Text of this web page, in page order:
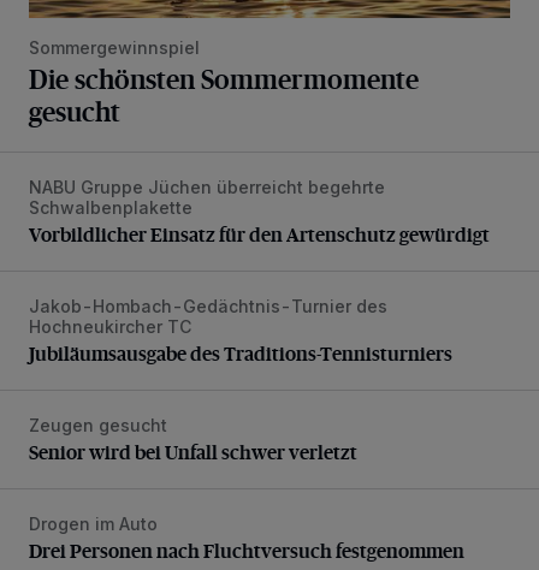
Sommergewinnspiel
Die schönsten Sommermomente
gesucht
Vorbildlicher Einsatz für den Artenschutz gewürdigt
NABU Gruppe Jüchen überreicht begehrte
Schwalbenplakette
Vorbildlicher Einsatz für den Artenschutz gewürdigt
Jubiläumsausgabe des Traditions-Tennisturniers
Jakob-Hombach-Gedächtnis-Turnier des
Hochneukircher TC
Jubiläumsausgabe des Traditions-Tennisturniers
Senior wird bei Unfall schwer verletzt
Zeugen gesucht
Senior wird bei Unfall schwer verletzt
Drei Personen nach Fluchtversuch festgenommen
Drogen im Auto
Drei Personen nach Fluchtversuch festgenommen